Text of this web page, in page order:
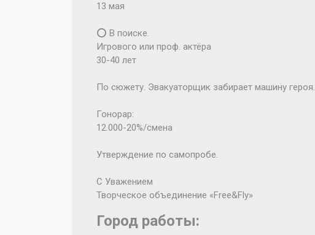
13 мая
⭕️ В поиске.
Игрового или проф. актёра
30-40 лет
По сюжету. Эвакуаторщик забирает машину героя.
Гонорар:
12.000-20%/смена
Утверждение по самопробе.
С Уважением
Творческое объединение «Free&Fly»
Город работы: